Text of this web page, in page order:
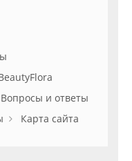
Вопросы и ответы
Карта сайта